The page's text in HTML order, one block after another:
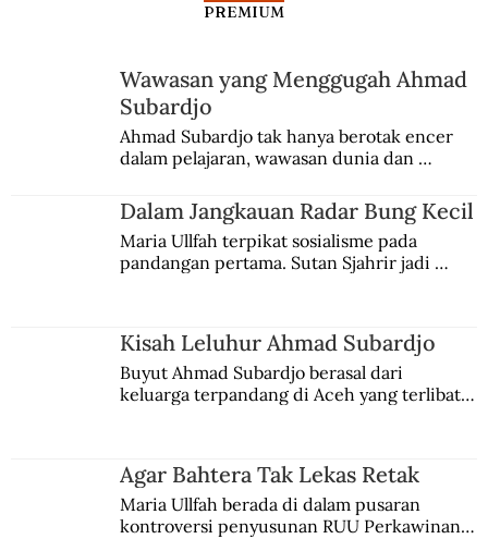
PREMIUM
Wawasan yang Menggugah Ahmad
Subardjo
Ahmad Subardjo tak hanya berotak encer
dalam pelajaran, wawasan dunia dan
Jules Verne, Multatuli, hingga Sun Yat-sen.
Dalam Jangkauan Radar Bung Kecil
Maria Ullfah terpikat sosialisme pada
pandangan pertama. Sutan Sjahrir jadi
Kisah Leluhur Ahmad Subardjo
Buyut Ahmad Subardjo berasal dari
keluarga terpandang di Aceh yang terlibat
Agar Bahtera Tak Lekas Retak
Maria Ullfah berada di dalam pusaran
kontroversi penyusunan RUU Perkawinan.